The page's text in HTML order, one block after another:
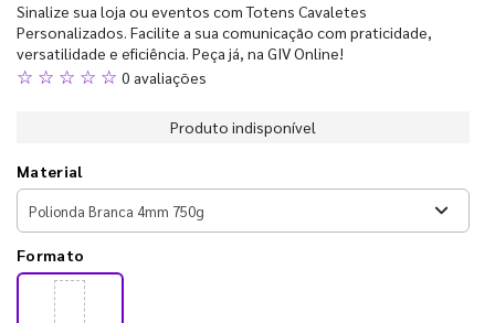
Sinalize sua loja ou eventos com Totens Cavaletes
Personalizados. Facilite a sua comunicação com praticidade,
versatilidade e eficiência. Peça já, na GIV Online!
☆ ☆ ☆ ☆ ☆ 0 avaliações
Produto indisponível
Material
Formato